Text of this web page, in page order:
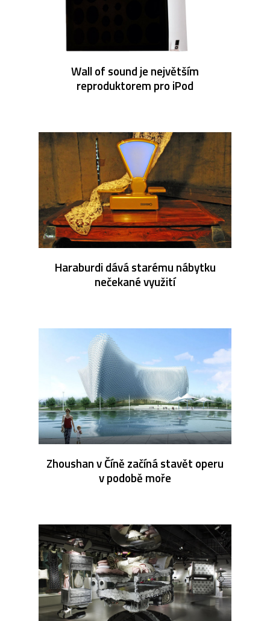
Wall of sound je největším
reproduktorem pro iPod
Haraburdi dává starému nábytku
nečekané využití
Zhoushan v Číně začíná stavět operu
v podobě moře